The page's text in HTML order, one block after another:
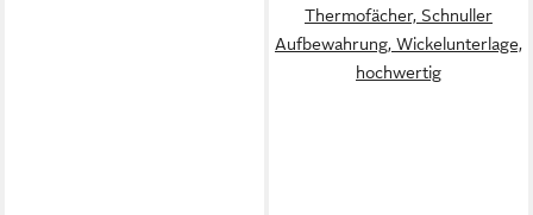
Thermofächer, Schnuller
Aufbewahrung, Wickelunterlage,
hochwertig